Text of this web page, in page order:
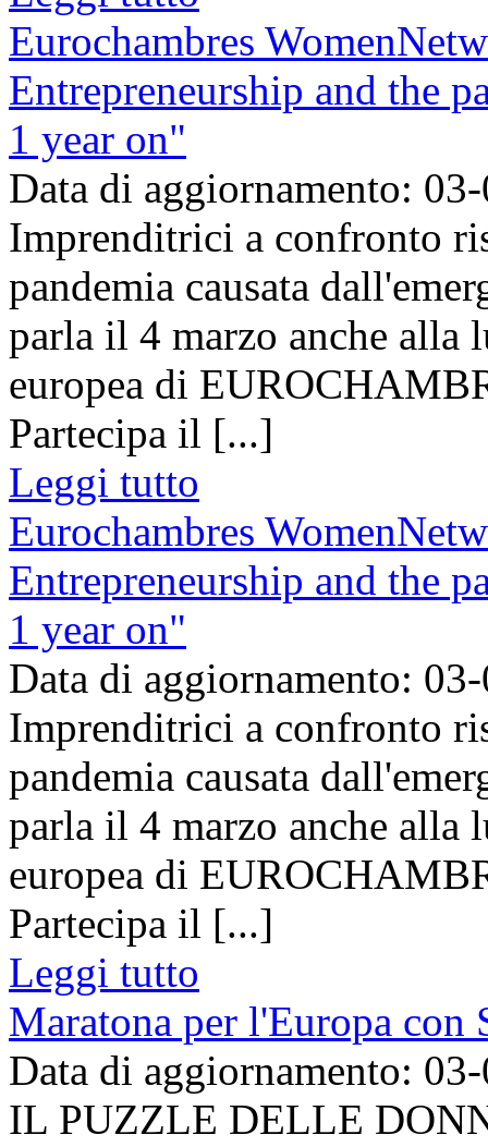
Eurochambres
Entrepreneurship and the
1 year on"
Data di aggiornamento:
Imprenditrici a confronto
pandemia causata
parla il 4 marzo anche alla
europea di
Partecipa il [...]
Leggi tutto
Eurochambres
Entrepreneurship and the
1 year on"
Data di aggiornamento:
Imprenditrici a confronto
pandemia causata
parla il 4 marzo anche alla
europea di
Partecipa il [...]
Leggi tutto
Maratona per l'Europa con
Data di aggiornamento:
IL PUZZLE DELLE